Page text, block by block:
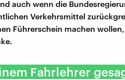
auch wenn die
Verkehrsmittel
Führerschein machen
Fahrlehrer